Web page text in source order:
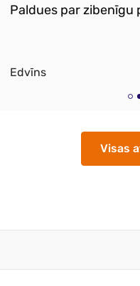
Paldues par zibenīgu
Edvīns
Visas